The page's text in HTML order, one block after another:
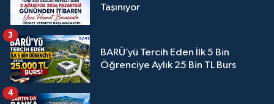
Taşınıyor
BARÜ’yü Tercih Eden İlk 5 Bin
Öğrenciye Aylık 25 Bin TL Burs
3
4